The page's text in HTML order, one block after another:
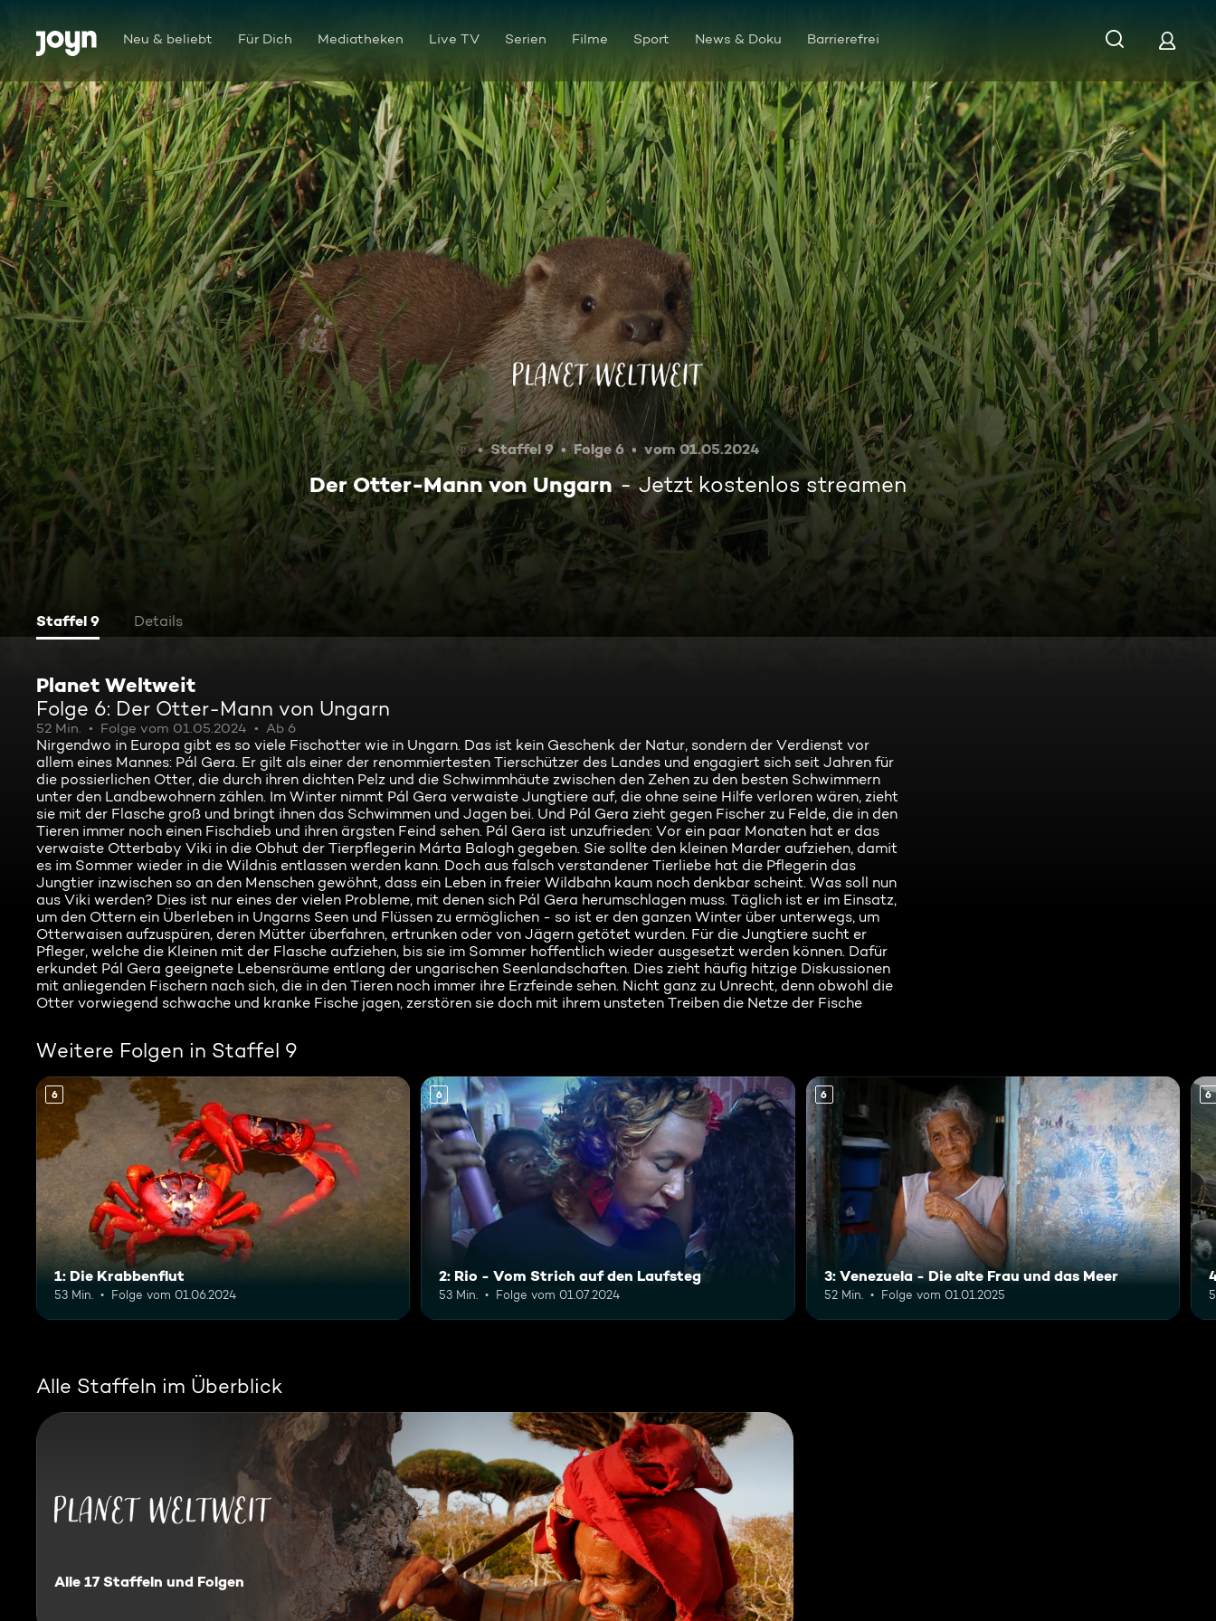
Zum Inhalt springen
Barrierefrei Neu & beliebt Für Dich Mediatheken Live TV Serien Filme Sport News & Doku Barrierefrei
Der Otter-Mann von Ungarn
Staffel 9 Folge 6 vom 01.05.2024
Der Otter-Mann von Ungarn Jetzt kostenlos streamen
Staffel 9 Details
Planet Weltweit
Folge 6: Der Otter-Mann von Ungarn
52 Min. Folge vom 01.05.2024 Ab 6
Nirgendwo in Europa gibt es so viele Fischotter wie in Ungarn. Das ist kein Geschenk der Natur, sondern der Verdienst vor
allem eines Mannes: Pál Gera. Er gilt als einer der renommiertesten Tierschützer des Landes und engagiert sich seit Jahren für
die possierlichen Otter, die durch ihren dichten Pelz und die Schwimmhäute zwischen den Zehen zu den besten Schwimmern
unter den Landbewohnern zählen. Im Winter nimmt Pál Gera verwaiste Jungtiere auf, die ohne seine Hilfe verloren wären, zieht
sie mit der Flasche groß und bringt ihnen das Schwimmen und Jagen bei. Und Pál Gera zieht gegen Fischer zu Felde, die in den
Tieren immer noch einen Fischdieb und ihren ärgsten Feind sehen. Pál Gera ist unzufrieden: Vor ein paar Monaten hat er das
verwaiste Otterbaby Viki in die Obhut der Tierpflegerin Márta Balogh gegeben. Sie sollte den kleinen Marder aufziehen, damit
es im Sommer wieder in die Wildnis entlassen werden kann. Doch aus falsch verstandener Tierliebe hat die Pflegerin das
Jungtier inzwischen so an den Menschen gewöhnt, dass ein Leben in freier Wildbahn kaum noch denkbar scheint. Was soll nun
aus Viki werden? Dies ist nur eines der vielen Probleme, mit denen sich Pál Gera herumschlagen muss. Täglich ist er im Einsatz,
um den Ottern ein Überleben in Ungarns Seen und Flüssen zu ermöglichen - so ist er den ganzen Winter über unterwegs, um
Otterwaisen aufzuspüren, deren Mütter überfahren, ertrunken oder von Jägern getötet wurden. Für die Jungtiere sucht er
Pfleger, welche die Kleinen mit der Flasche aufziehen, bis sie im Sommer hoffentlich wieder ausgesetzt werden können. Dafür
erkundet Pál Gera geeignete Lebensräume entlang der ungarischen Seenlandschaften. Dies zieht häufig hitzige Diskussionen
mit anliegenden Fischern nach sich, die in den Tieren noch immer ihre Erzfeinde sehen. Nicht ganz zu Unrecht, denn obwohl die
Otter vorwiegend schwache und kranke Fische jagen, zerstören sie doch mit ihrem unsteten Treiben die Netze der Fische
Weitere Folgen in Staffel 9
6
1: Die Krabbenflut
53 Min. Folge vom 01.06.2024
6
2: Rio - Vom Strich auf den Laufsteg
53 Min. Folge vom 01.07.2024
6
3: Venezuela - Die alte Frau und das Meer
52 Min. Folge vom 01.01.2025
6
Alle Staffeln im Überblick
Alle 17 Staffeln und Folgen